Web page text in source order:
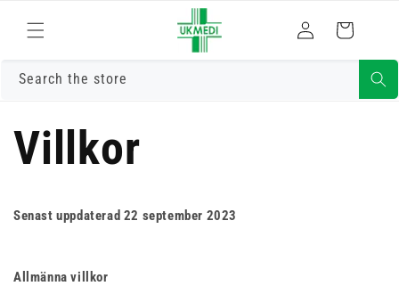
innehåll
in
Varukorg
Search the store
Villkor
Senast uppdaterad 22 september 2023
Allmänna villkor